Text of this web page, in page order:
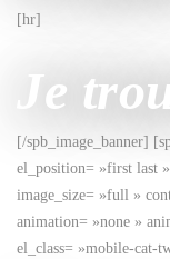
[hr]
Je
[/spb_image_banner]
el_position= »first last
image_size= »full »
animation= »none »
el_class= »mobile-cat-